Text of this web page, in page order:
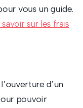
vous un guide.
sur les frais
d’un
pouvoir